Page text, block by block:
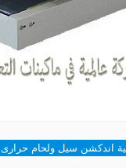
اندكشن سيل ولحام حرارى